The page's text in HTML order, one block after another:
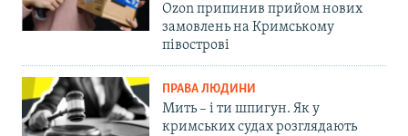
Ozon припинив прийом нових
замовлень на Кримському
півострові
ПРАВА ЛЮДИНИ
Мить – і ти шпигун. Як у
кримських судах розглядають